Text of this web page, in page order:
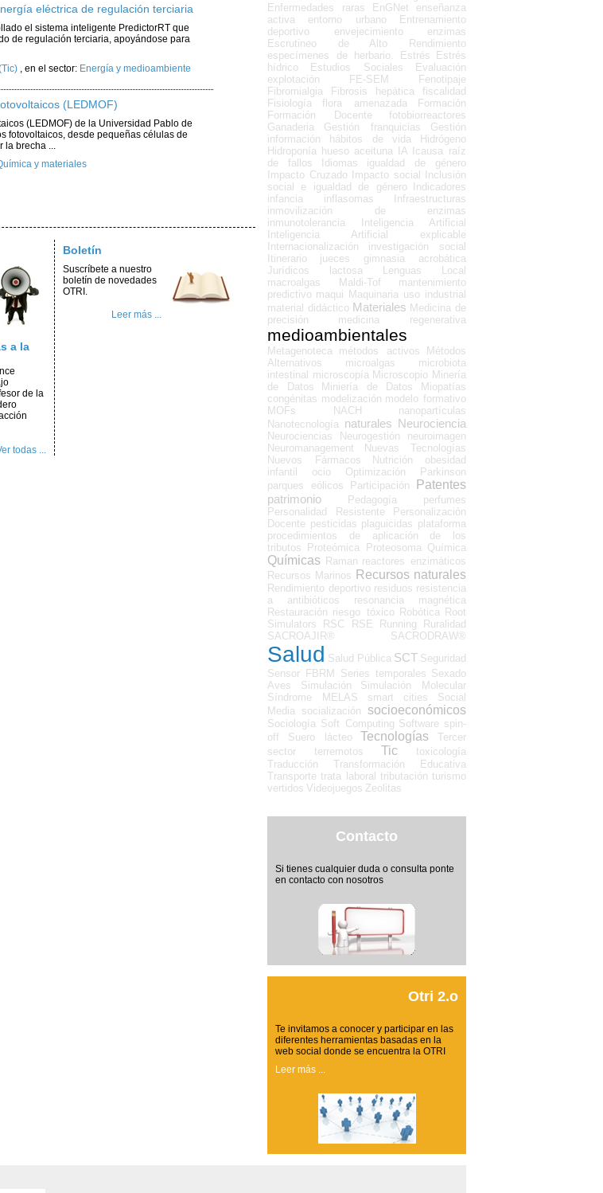
eléctrica de regulación terciaria
el sistema inteligente PredictorRT que
de regulación terciaria, apoyándose para
, en el sector: Energía y medioambiente
(LEDMOF)
(LEDMOF) de la Universidad Pablo de
fotovoltaicos, desde pequeñas células de
la brecha ...
y materiales
a la
de la
todas ...
Boletín
Suscríbete a nuestro
boletín de novedades
OTRI.
Leer más ...
Enfermedades raras
EnGNet
enseñanza
activa
entorno urbano
Entrenamiento
deportivo
envejecimiento
enzimas
Escrutineo de Alto Rendimiento
especímenes de herbario.
Estrés
Estrés
hídrico
Estudios Sociales
Evaluación
explotación
FE-SEM
Fenotipaje
Fibromialgia
Fibrosis hepática
fiscalidad
Fisiología
flora amenazada
Formación
Formación Docente
fotobiorreactores
Ganaderia
Gestión franquicias
Gestión
información
hábitos de vida
Hidrógeno
Hidroponía hueso aceituna IA
Icausa raíz
de fallos
Idiomas
igualdad de género
Impacto Cruzado
Impacto social
Inclusión
social e igualdad de género
Indicadores
infancia
inflasomas
Infraestructuras
inmovilización de enzimas
inmunotolerancia
Inteligencia Artificial
Inteligencia Artificial explicable
Internacionalización
investigación social
Itinerario
jueces gimnasia acrobática
Jurídicos
lactosa Lenguas
Local
macroalgas
Maldi-Tof
mantenimiento
predictivo maqui Maquinaria uso industrial
material didáctico Materiales Medicina de
precisión
medicina regenerativa
medioambientales
Metagenoteca métodos activos
Métodos
Alternativos
microalgas
microbiota
intestinal microscopía Microscopio Minería
de Datos
Miniería de Datos
Miopatías
congénitas modelización modelo formativo
MOFs
NACH
nanopartículas
Nanotecnología naturales Neurociencia
Neurociencias Neurogestión
neuroimagen
Neuromanagement
Nuevas Tecnologías
Nuevos Fármacos
Nutrición
obesidad
infantil
ocio Optimización
Parkinson
parques eólicos
Participación
Patentes
patrimonio
Pedagogía
perfumes
Personalidad Resistente
Personalización
Docente pesticidas plaguicidas plataforma
procedimientos de aplicación de los
tributos
Proteómica Proteosoma Química
Químicas Raman reactores enzimáticos
Recursos Marinos Recursos naturales
Rendimiento deportivo residuos resistencia
a antibióticos
resonancia magnética
Restauración riesgo tóxico Robótica Root
Simulators
RSC RSE Running
Ruralidad
SACROAJIR®
SACRODRAW®
Salud Salud Pública SCT Seguridad
Sensor FBRM
Series temporales Sexado
Aves
Simulación
Simulación Molecular
Síndrome MELAS
smart cities
Social
Media socialización socioeconómicos
Sociología Soft Computing Software spin-
off
Suero lácteo Tecnologías
Tercer
sector
terremotos Tic
toxicología
Traducción
Transformación Educativa
Transporte trata laboral tributación turismo
vertidos Videojuegos Zeolitas
Contacto
Si tienes cualquier duda o consulta ponte
en contacto con nosotros
Otri 2.o
Te invitamos a conocer y participar en las
diferentes herramientas basadas en la
web social donde se encuentra la OTRI
Leer más ...